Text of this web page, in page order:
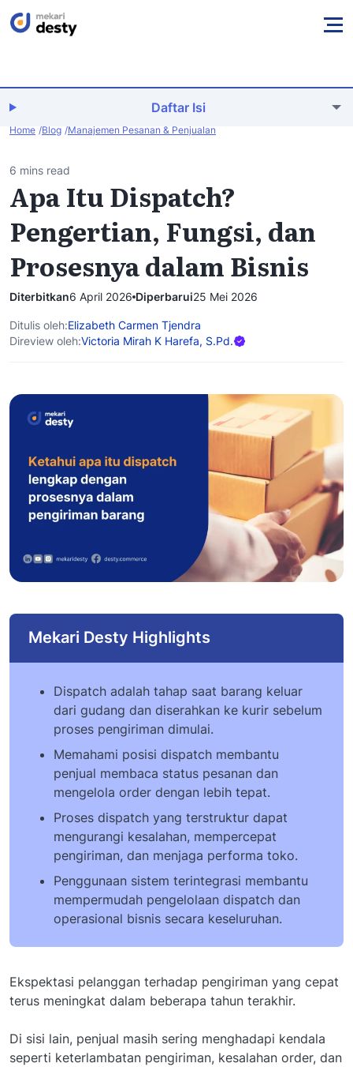
Daftar Isi
Home Blog Manajemen Pesanan & Penjualan
6 mins read
Apa Itu Dispatch?
Pengertian, Fungsi, dan
Prosesnya dalam Bisnis
Diterbitkan6 April 2026 Diperbarui25 Mei 2026
Ditulis oleh:Elizabeth Carmen Tjendra
Direview oleh:Victoria Mirah K Harefa, S.Pd.
Mekari Desty Highlights
Dispatch adalah tahap saat barang keluar
dari gudang dan diserahkan ke kurir sebelum
proses pengiriman dimulai.
Memahami posisi dispatch membantu
penjual membaca status pesanan dan
mengelola order dengan lebih tepat.
Proses dispatch yang terstruktur dapat
mengurangi kesalahan, mempercepat
pengiriman, dan menjaga performa toko.
Penggunaan sistem terintegrasi membantu
mempermudah pengelolaan dispatch dan
operasional bisnis secara keseluruhan.
Ekspektasi pelanggan terhadap pengiriman yang cepat
terus meningkat dalam beberapa tahun terakhir.
Di sisi lain, penjual masih sering menghadapi kendala
seperti keterlambatan pengiriman, kesalahan order, dan